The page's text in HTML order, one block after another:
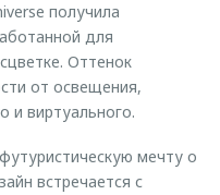
получила
для
Оттенок
от освещения,
и виртуального.
мечту о
встречается с